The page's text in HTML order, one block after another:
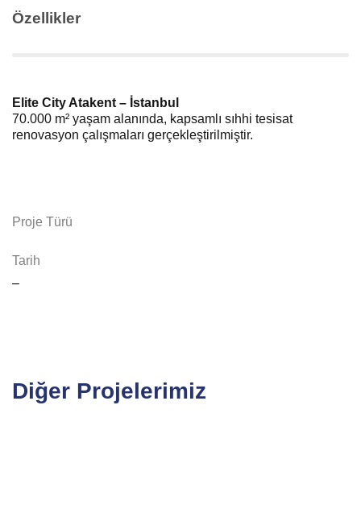
Özellikler
Elite City Atakent – İstanbul
70.000 m² yaşam alanında, kapsamlı sıhhi tesisat
renovasyon çalışmaları gerçekleştirilmiştir.
Proje Türü
Tarih
–
Diğer Projelerimiz